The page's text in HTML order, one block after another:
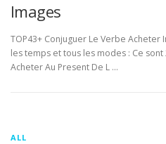
Images
TOP43+ Conjuguer Le Verbe
les temps et tous les modes : Ce
Acheter Au Present De L …
ALL